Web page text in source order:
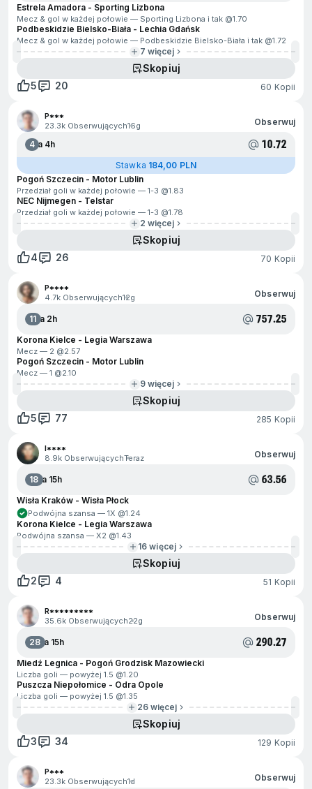
Estrela Amadora - Sporting Lizbona
Mecz & gol w każdej połowie — Sporting Lizbona i tak @1.70
Podbeskidzie Bielsko-Biała - Lechia Gdańsk
Mecz & gol w każdej połowie — Podbeskidzie Bielsko-Biała i tak @1.72
7 więcej
Skopiuj
5
20 60 Kopii
P***
23.3k Obserwujących16g Obserwuj
4Za 4h 10.72
Stawka 184,00 PLN
Pogoń Szczecin - Motor Lublin
Przedział goli w każdej połowie — 1-3 @1.83
NEC Nijmegen - Telstar
Przedział goli w każdej połowie — 1-3 @1.78
2 więcej
Skopiuj
4
26 70 Kopii
P****
4.7k Obserwujących12g Obserwuj
11Za 2h 757.25
Korona Kielce - Legia Warszawa
Mecz — 2 @2.57
Pogoń Szczecin - Motor Lublin
Mecz — 1 @2.10
9 więcej
Skopiuj
5
77 285 Kopii
I****
8.9k ObserwującychTeraz Obserwuj
18Za 15h 63.56
Wisła Kraków - Wisła Płock
Podwójna szansa — 1X @1.24
Korona Kielce - Legia Warszawa
Podwójna szansa — X2 @1.43
16 więcej
Skopiuj
2
4 51 Kopii
R*********
35.6k Obserwujących22g Obserwuj
28Za 15h 290.27
Miedź Legnica - Pogoń Grodzisk Mazowiecki
Liczba goli — powyżej 1.5 @1.20
Puszcza Niepołomice - Odra Opole
Liczba goli — powyżej 1.5 @1.35
26 więcej
Skopiuj
3
34 129 Kopii
P***
23.3k Obserwujących1d Obserwuj